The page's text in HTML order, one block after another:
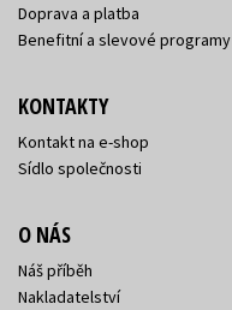
Doprava a platba
Benefitní a slevové programy
KONTAKTY
Kontakt na e-shop
Sídlo společnosti
O NÁS
Náš příběh
Nakladatelství